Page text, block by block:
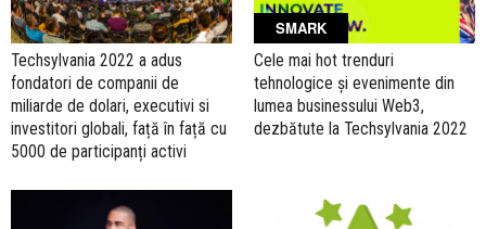
Techsylvania 2022 a adus
fondatori de companii de
miliarde de dolari, executivi si
investitori globali, față în față cu
5000 de participanți activi
SMARK
Cele mai hot trenduri
tehnologice și evenimente din
lumea businessului Web3,
dezbătute la Techsylvania 2022